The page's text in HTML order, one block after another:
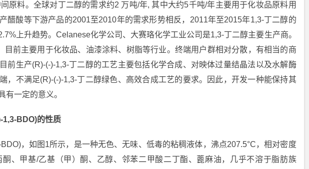
原料。全球对丁二醇的需求约2 万吨/年, 其中大约5千吨/年主要用于化妆品原料用
醋酸等下游产品的2001至2010年的需求形势相反，2011年至2015年1,3-丁二醇的
上升趋势。Celanese化学公司、大赛珞化学工业公司是1,3-丁二醇主要生产商。
目前主要用于化妆品、油漆涂料、树脂等行业。终端用户群相对分散，有相当的商
前生产(R)-(-)-1,3-丁二醇的工艺主要包括化学合成、对映体过量结晶法以及水解酶
，不满足(R)-(-)-1,3-丁二醇绿色、高效合成工艺的要求。因此，开发一种能保持其
有一定的意义。
1,3-BDO)的性质
，如图1所示，是一种无色、无味、低毒的粘稠液体，沸点207.5°C，相对密度
酮、甲基/乙基（甲）酮、乙醇、邻苯二甲酸二丁酯、蓖麻油，几乎不溶于脂肪族